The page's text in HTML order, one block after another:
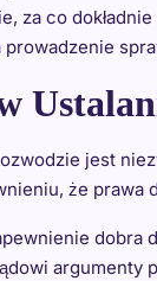
za co
prowadzenie
jest
że
argumenty